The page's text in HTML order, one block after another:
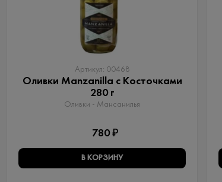
Артикул: 00468
Оливки Manzanilla с Косточками
280 г
Оливки - Мансанилья
780 ₽
В КОРЗИНУ